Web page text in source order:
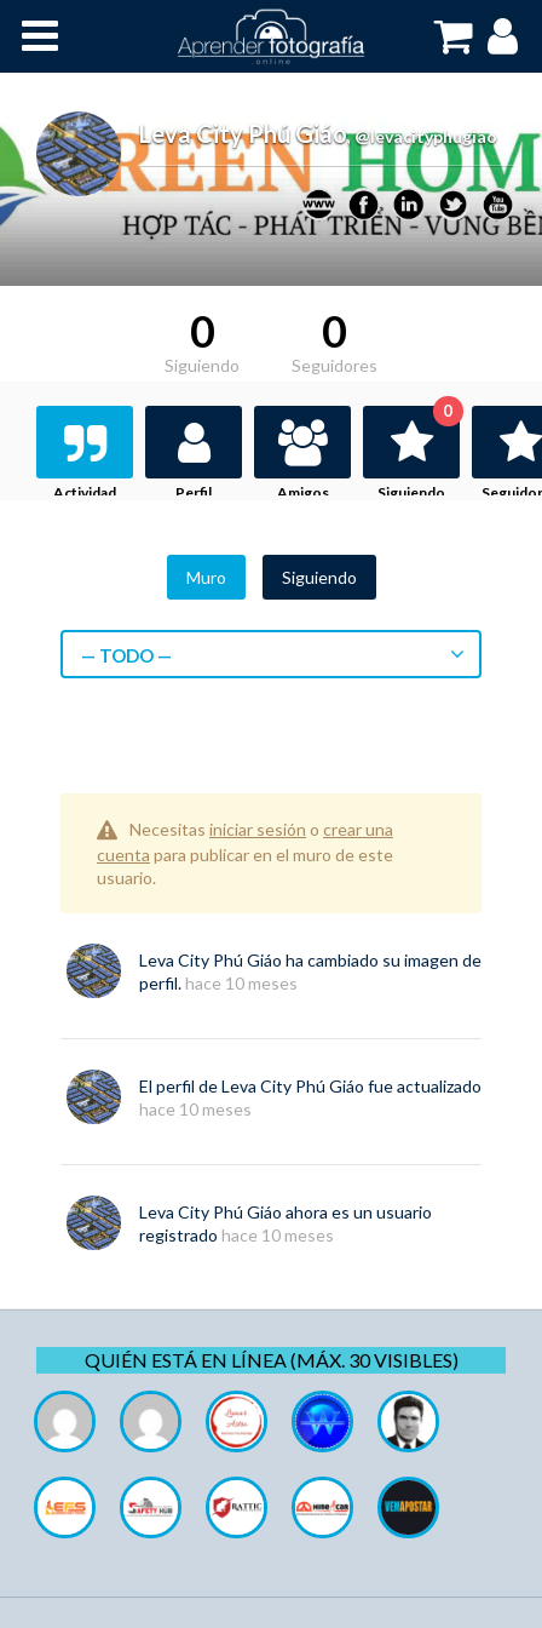
Cursos OnLine
Leva City Phú Giáo,@levacityphugiao
0
Siguiendo
0
Seguidores
Actividad Perfil Amigos Siguiendo
0
Muro Siguiendo
— TODO —
Necesitas iniciar sesión o crear una
cuenta para publicar en el muro de este
usuario.
Leva City Phú Giáo ha cambiado su imagen de
perfil. hace 10 meses
El perfil deLeva City Phú Giáo fue actualizado
hace 10 meses
Leva City Phú Giáo ahora es un usuario
registrado hace 10 meses
QUIÉN ESTÁ EN LÍNEA (MÁX. 30 VISIBLES)